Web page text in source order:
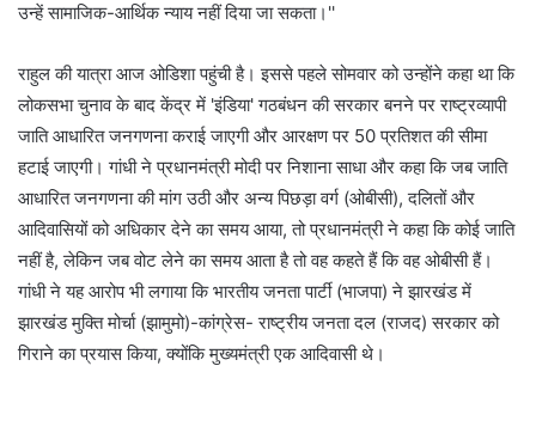
उन्हें सामाजिक-आर्थिक न्याय नहीं दिया जा सकता।''
राहुल की यात्रा आज ओडिशा पहुंची है। इससे पहले सोमवार को उन्होंने कहा था कि
लोकसभा चुनाव के बाद केंद्र में 'इंडिया' गठबंधन की सरकार बनने पर राष्ट्रव्यापी
जाति आधारित जनगणना कराई जाएगी और आरक्षण पर 50 प्रतिशत की सीमा
हटाई जाएगी। गांधी ने प्रधानमंत्री मोदी पर निशाना साधा और कहा कि जब जाति
आधारित जनगणना की मांग उठी और अन्य पिछड़ा वर्ग (ओबीसी), दलितों और
आदिवासियों को अधिकार देने का समय आया, तो प्रधानमंत्री ने कहा कि कोई जाति
नहीं है, लेकिन जब वोट लेने का समय आता है तो वह कहते हैं कि वह ओबीसी हैं।
गांधी ने यह आरोप भी लगाया कि भारतीय जनता पार्टी (भाजपा) ने झारखंड में
झारखंड मुक्ति मोर्चा (झामुमो)-कांग्रेस- राष्ट्रीय जनता दल (राजद) सरकार को
गिराने का प्रयास किया, क्योंकि मुख्यमंत्री एक आदिवासी थे।